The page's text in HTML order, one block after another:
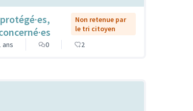
Non retenue par
le tri citoyen
ans
0 2